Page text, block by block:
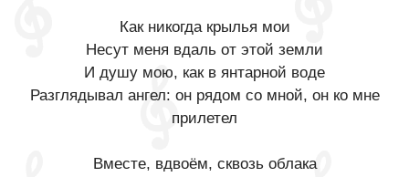
Как никогда крылья мои
Несут меня вдаль от этой земли
И душу мою, как в янтарной воде
Разглядывал ангел: он рядом со мной, он ко мне
прилетел
Вместе, вдвоём, сквозь облака